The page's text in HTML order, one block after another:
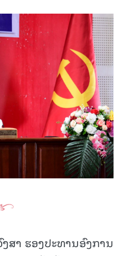
ສາ ຮອງປະທານອົງການ